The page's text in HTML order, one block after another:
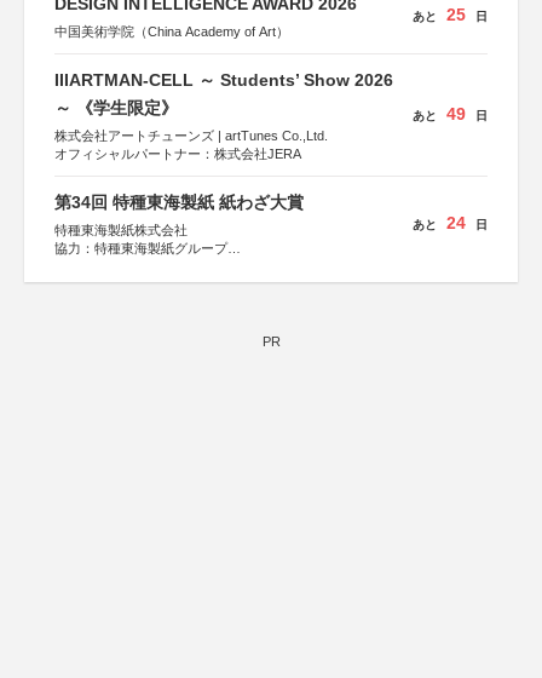
中国美術学院（China Academy of Art）
あと 25 日
IIIARTMAN-CELL ～ Students’ Show 2026
～ 《学生限定》
株式会社アートチューンズ | artTunes Co.,Ltd.
オフィシャルパートナー：株式会社JERA
あと 49 日
第34回 特種東海製紙 紙わざ大賞
特種東海製紙株式会社
協力：特種東海製紙グループ
あと 24 日
PR